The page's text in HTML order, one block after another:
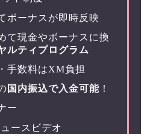
ボーナスが即時反映
て現金やボーナスに換
ルティプログラム
手数料はXM負担
国内振込で入金可能 ！
ー
ースビデオ